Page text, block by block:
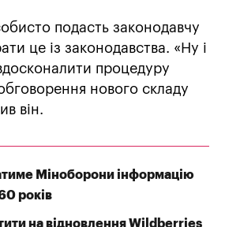
подасть законодавчу
це із законодавства. «Ну і
процедуру
нового складу
він.
Міноборони інформацію
років
на відновлення Wildberries